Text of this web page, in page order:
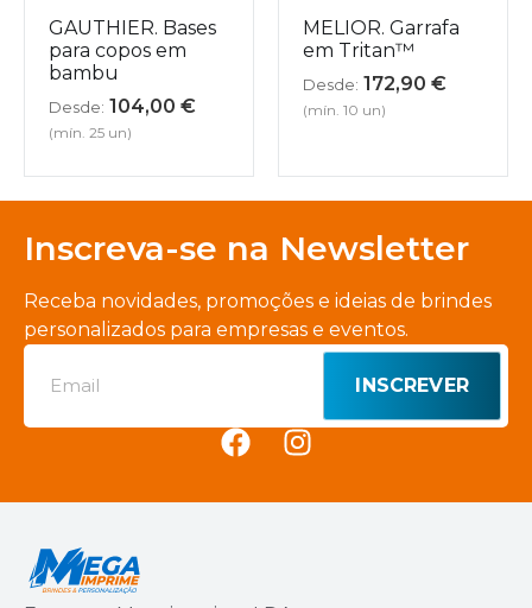
GAUTHIER. Bases
para copos em
bambu
Desde: 104,00 €
(mín. 25 un)
MELIOR. Garrafa
em Tritan™
Desde: 172,90 €
(mín. 10 un)
Inscreva-se na Newsletter
Receba novidades, promoções e ideias de brindes
personalizados para empresas e eventos.
INSCREVER